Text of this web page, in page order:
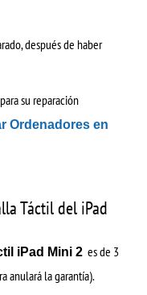
después de haber
para su reparación
Ordenadores en
Táctil del iPad
iPad Mini 2 es de 3
anulará la garantía).